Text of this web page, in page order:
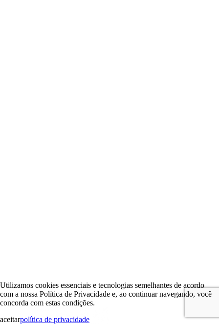
Utilizamos cookies essenciais e tecnologias semelhantes de acordo
com a nossa Política de Privacidade e, ao continuar navegando, você
concorda com estas condições.
aceitarpolítica de privacidade